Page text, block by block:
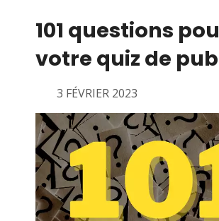
101 questions
votre quiz de pub
3 FÉVRIER 2023